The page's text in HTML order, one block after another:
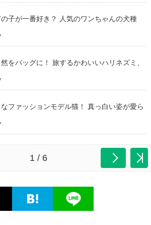
の子が一番好き？ 人気のワンちゃんの犬種
をバッグに！ 旅するかわいいハリネズミ、
ファッションモデル猫！ 真っ白い姿が愛ら
1 / 6